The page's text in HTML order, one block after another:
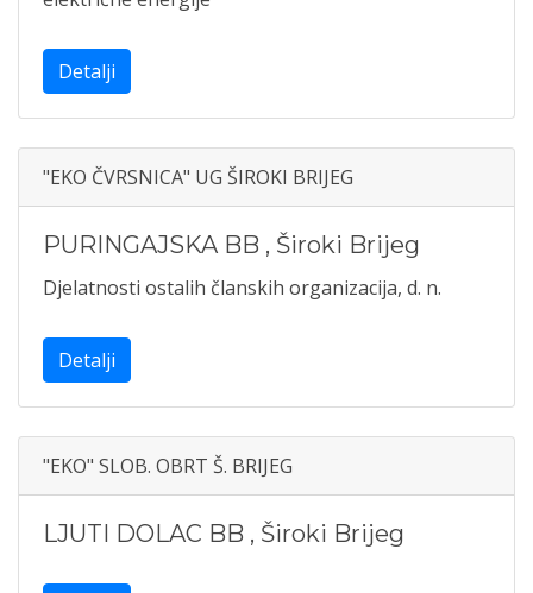
Detalji
"EKO ČVRSNICA" UG ŠIROKI BRIJEG
PURINGAJSKA BB , Široki Brijeg
Djelatnosti ostalih članskih organizacija, d. n.
Detalji
"EKO" SLOB. OBRT Š. BRIJEG
LJUTI DOLAC BB , Široki Brijeg